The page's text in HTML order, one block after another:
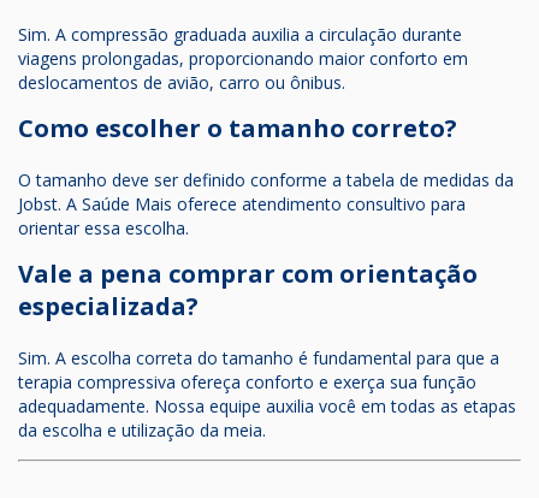
Sim. A compressão graduada auxilia a circulação durante
viagens prolongadas, proporcionando maior conforto em
deslocamentos de avião, carro ou ônibus.
Como escolher o tamanho correto?
O tamanho deve ser definido conforme a tabela de medidas da
Jobst. A Saúde Mais oferece atendimento consultivo para
orientar essa escolha.
Vale a pena comprar com orientação
especializada?
Sim. A escolha correta do tamanho é fundamental para que a
terapia compressiva ofereça conforto e exerça sua função
adequadamente. Nossa equipe auxilia você em todas as etapas
da escolha e utilização da meia.